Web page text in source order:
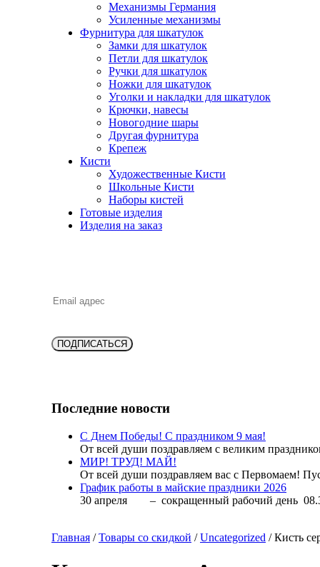
Механизмы Германия
Усиленные механизмы
Фурнитура для шкатулок
Замки для шкатулок
Петли для шкатулок
Ручки для шкатулок
Ножки для шкатулок
Уголки и накладки для шкатулок
Крючки, навесы
Новогодние шары
Другая фурнитура
Крепеж
Кисти
Художественные Кисти
Школьные Кисти
Наборы кистей
Готовые изделия
Изделия на заказ
ПОДПИСАТЬСЯ
Последние новости
С Днем Победы! С праздником 9 мая!
От всей души поздравляем с великим
МИР! ТРУД! МАЙ!
От всей души поздравляем вас с Первомаем!
График работы в майские праздники 2026
30 апреля – сокращенный рабочий день
Главная /Товары со скидкой /Uncategorized / Кисть